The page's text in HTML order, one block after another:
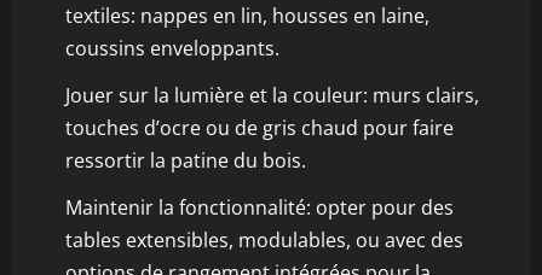
textiles: nappes en lin, housses en laine,
coussins enveloppants.
Jouer sur la lumière et la couleur: murs clairs,
touches d’ocre ou de gris chaud pour faire
ressortir la patine du bois.
Maintenir la fonctionnalité: opter pour des
tables extensibles, modulables, ou avec des